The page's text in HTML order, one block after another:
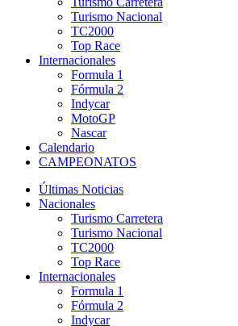
Turismo Nacional
TC2000
Top Race
Internacionales
Formula 1
Fórmula 2
Indycar
MotoGP
Nascar
Calendario
CAMPEONATOS
Últimas Noticias
Nacionales
Turismo Carretera
Turismo Nacional
TC2000
Top Race
Internacionales
Formula 1
Fórmula 2
Indycar